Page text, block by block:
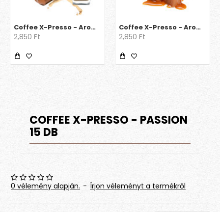
Coffee X-Presso - Aroma Ír krém 15 db
2,850 Ft
Coffee X-Presso - Aroma Karamell 15 db
2,850 Ft
COFFEE X-PRESSO - PASSION
15 DB
0 vélemény alapján. - Írjon véleményt a termékről